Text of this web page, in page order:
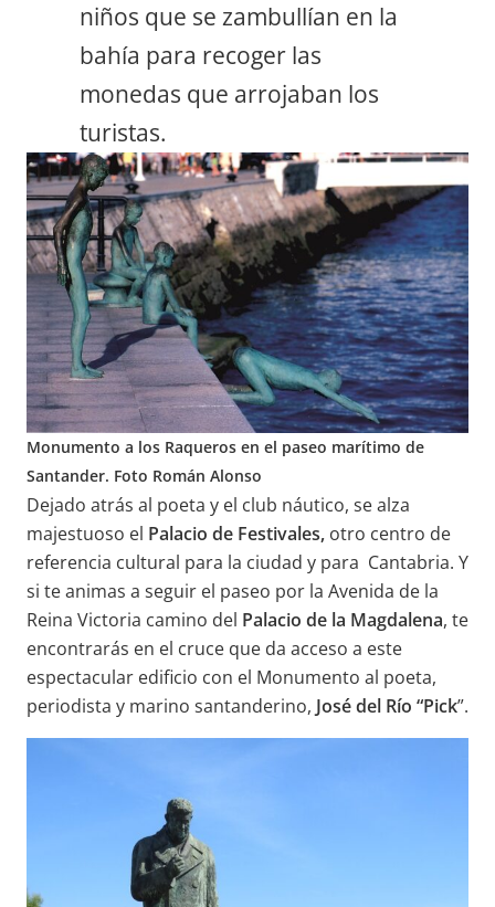
niños que se zambullían en la
bahía para recoger las
monedas que arrojaban los
turistas.
Monumento a los Raqueros en el paseo marítimo de
Santander. Foto Román Alonso
Dejado atrás al poeta y el club náutico, se alza
majestuoso el Palacio de Festivales, otro centro de
referencia cultural para la ciudad y para Cantabria. Y
si te animas a seguir el paseo por la Avenida de la
Reina Victoria camino del Palacio de la Magdalena, te
encontrarás en el cruce que da acceso a este
espectacular edificio con el Monumento al poeta,
periodista y marino santanderino, José del Río “Pick”.